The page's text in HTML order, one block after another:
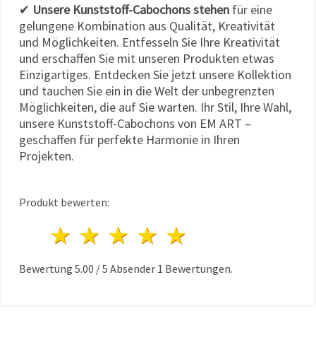
✔ Unsere Kunststoff-Cabochons stehen für eine
gelungene Kombination aus Qualität, Kreativität
und Möglichkeiten. Entfesseln Sie Ihre Kreativität
und erschaffen Sie mit unseren Produkten etwas
Einzigartiges. Entdecken Sie jetzt unsere Kollektion
und tauchen Sie ein in die Welt der unbegrenzten
Möglichkeiten, die auf Sie warten. Ihr Stil, Ihre Wahl,
unsere Kunststoff-Cabochons von EM ART –
geschaffen für perfekte Harmonie in Ihren
Projekten.
Produkt bewerten:
4 Sterne
3 Sterne
2 Sterne
1 Stern
Bewertung 5.00 /5 Absender 1 Bewertungen.